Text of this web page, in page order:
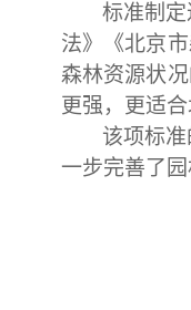
标准制
法》《北京
森林资源状
更强，更适
该项标
一步完善了